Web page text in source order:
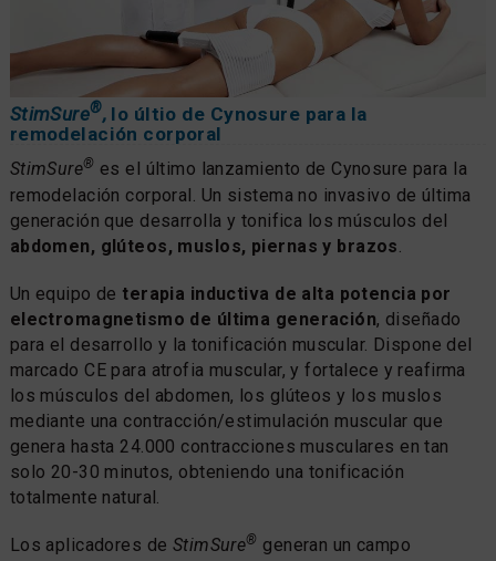
StimSure®, lo últio de Cynosure para la
remodelación corporal
StimSure® es el último lanzamiento de Cynosure para la
remodelación corporal. Un sistema no invasivo de última
generación que desarrolla y tonifica los músculos del
abdomen, glúteos, muslos, piernas y brazos.
Un equipo de terapia inductiva de alta potencia por
electromagnetismo de última generación, diseñado
para el desarrollo y la tonificación muscular. Dispone del
marcado CE para atrofia muscular, y fortalece y reafirma
los músculos del abdomen, los glúteos y los muslos
mediante una contracción/estimulación muscular que
genera hasta 24.000 contracciones musculares en tan
solo 20-30 minutos, obteniendo una tonificación
totalmente natural.
Los aplicadores de StimSure® generan un campo